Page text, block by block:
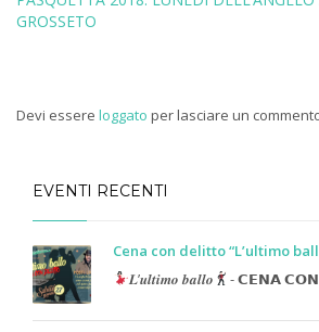
GROSSETO
Devi essere loggato per lasciare un
EVENTI RECENTI
Cena con delitto “L’ultimo
𝑳’𝒖𝒍𝒕𝒊𝒎𝒐 𝒃𝒂𝒍𝒍𝒐
- 𝗖𝗘𝗡𝗔